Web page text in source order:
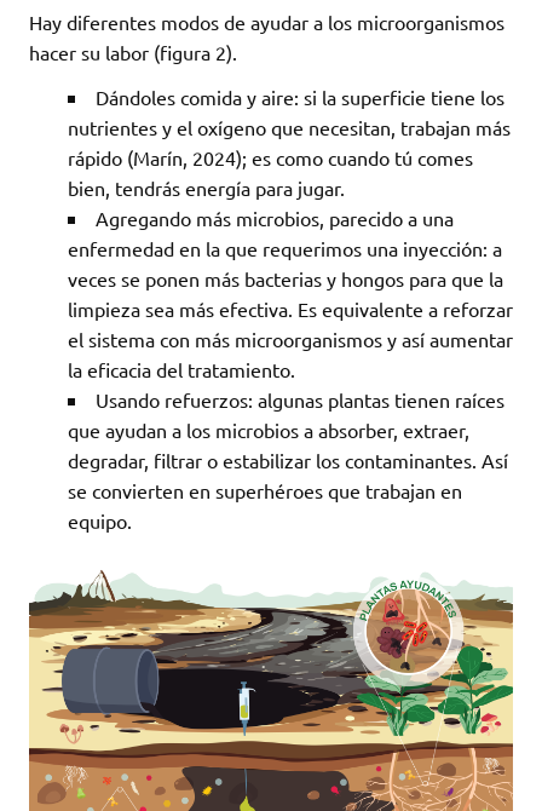
Hay diferentes modos de ayudar a los microorganismos
hacer su labor (figura 2).
Dándoles comida y aire: si la superficie tiene los
nutrientes y el oxígeno que necesitan, trabajan más
rápido (Marín, 2024); es como cuando tú comes
bien, tendrás energía para jugar.
Agregando más microbios, parecido a una
enfermedad en la que requerimos una inyección: a
veces se ponen más bacterias y hongos para que la
limpieza sea más efectiva. Es equivalente a reforzar
el sistema con más microorganismos y así aumentar
la eficacia del tratamiento.
Usando refuerzos: algunas plantas tienen raíces
que ayudan a los microbios a absorber, extraer,
degradar, filtrar o estabilizar los contaminantes. Así
se convierten en superhéroes que trabajan en
equipo.